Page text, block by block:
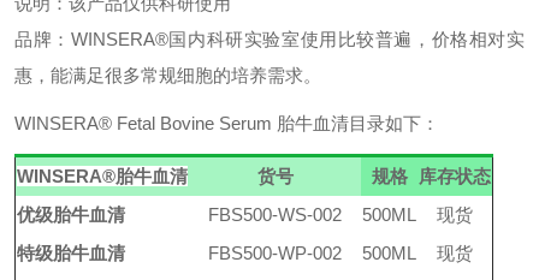
品牌：WINSERA®国内科研实验室使用比较普遍，价格相对实
惠，能满足很多常规细胞的培养需求。
WINSERA® Fetal Bovine Serum 胎牛血清目录如下：
WINSERA®胎牛血清 货号 规格
库存状态
优级胎牛血清 FBS500-WS-002 500ML
现货
特级胎牛血清 FBS500-WP-002 500ML
现货